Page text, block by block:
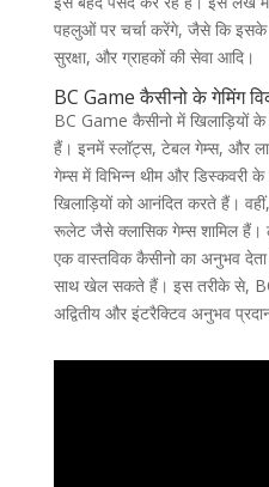
पहलुओं पर चर्चा करेंगे, जैसे कि इसके
सुरक्षा, और ग्राहकों की सेवा आदि।
BC Game कैसीनो के गेमिंग
BC Game कैसीनो में खिलाड़ियों के
हैं। इनमें स्लॉट्स, टेबल गेम्स, और
गेम्स में विभिन्न थीम और डिस्कवरी
खिलाड़ियों को आनंदित करते हैं।
रूलेट जैसे क्लासिक गेम्स शामिल
एक वास्तविक कैसीनो का अनुभव
साथ खेल सकते हैं। इस तरीके से,
अद्वितीय और इंटरैक्टिव अनुभव